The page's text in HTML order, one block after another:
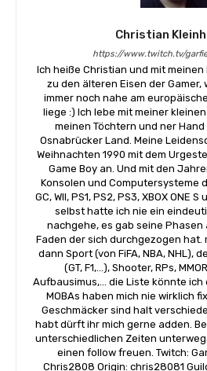
Christian
https://www.twitch.tv/
Ich heiße Christian und mit meinen
zu den älteren Eisen der Gamer,
immer noch nahe am
liege :) Ich lebe mit meiner
meinen Töchtern und ner
Osnabrücker Land. Meine
Weihnachten 1990 mit dem
Game Boy an. Und mit den
Konsolen und Computersysteme
GC, WII, PS1, PS2, PS3, XBOX ONE
selbst hatte ich nie ein
nachgehe, es gab seine
Faden der sich durchgezogen hat.
dann Sport (von FiFA, NBA, NHL),
(GT, F1,...), Shooter, RPs,
Aufbausimus,... die Liste könnte
MOBAs haben mich nie wirklich
Geschmäcker sind halt
habt dürft ihr mich gerne adden.
unterschiedlichen Zeiten
einen follow freuen. Twitch:
Chris2808 Origin: chris28081